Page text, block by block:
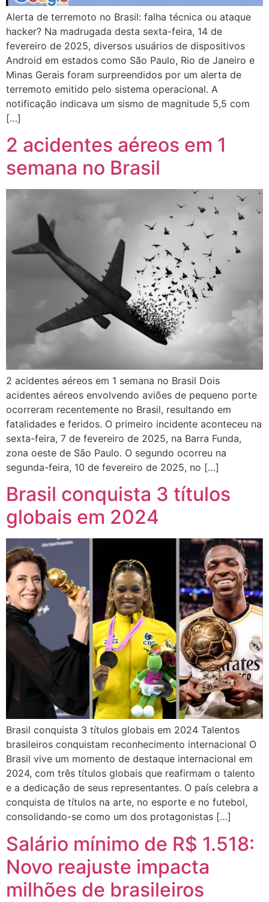
Alerta de terremoto no Brasil: falha técnica ou ataque
hacker? Na madrugada desta sexta-feira, 14 de
fevereiro de 2025, diversos usuários de dispositivos
Android em estados como São Paulo, Rio de Janeiro e
Minas Gerais foram surpreendidos por um alerta de
terremoto emitido pelo sistema operacional. A
notificação indicava um sismo de magnitude 5,5 com
[…]
2 acidentes aéreos em 1
semana no Brasil
2 acidentes aéreos em 1 semana no Brasil Dois
acidentes aéreos envolvendo aviões de pequeno porte
ocorreram recentemente no Brasil, resultando em
fatalidades e feridos. O primeiro incidente aconteceu na
sexta-feira, 7 de fevereiro de 2025, na Barra Funda,
zona oeste de São Paulo. O segundo ocorreu na
segunda-feira, 10 de fevereiro de 2025, no […]
Brasil conquista 3 títulos
globais em 2024
Brasil conquista 3 títulos globais em 2024 Talentos
brasileiros conquistam reconhecimento internacional O
Brasil vive um momento de destaque internacional em
2024, com três títulos globais que reafirmam o talento
e a dedicação de seus representantes. O país celebra a
conquista de títulos na arte, no esporte e no futebol,
consolidando-se como um dos protagonistas […]
Salário mínimo de R$ 1.518:
Novo reajuste impacta
milhões de brasileiros